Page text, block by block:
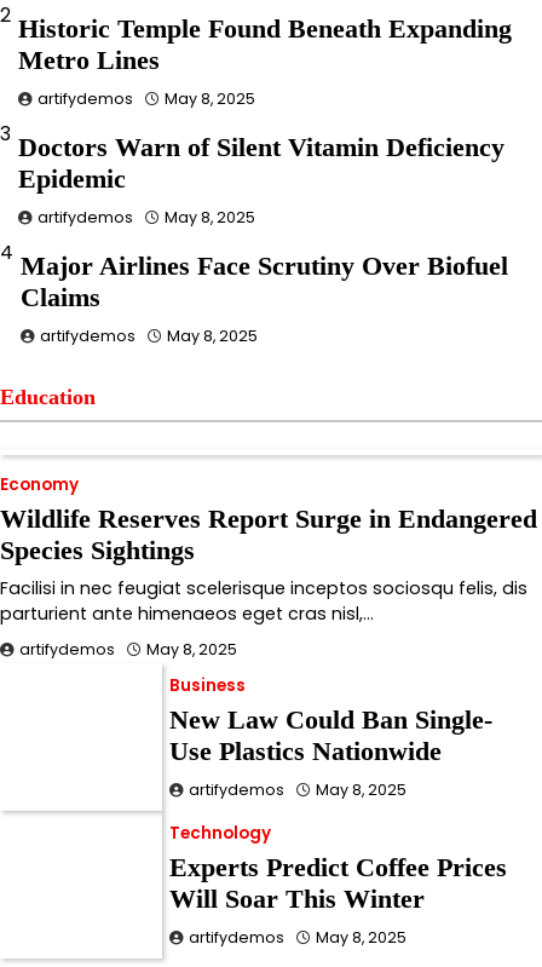
2 Historic Temple Found Beneath Expanding
Metro Lines
artifydemos May 8, 2025
3 Doctors Warn of Silent Vitamin Deficiency
Epidemic
artifydemos May 8, 2025
4 Major Airlines Face Scrutiny Over Biofuel
Claims
artifydemos May 8, 2025
Education
Economy
Wildlife Reserves Report Surge in Endangered
Species Sightings
Facilisi in nec feugiat scelerisque inceptos sociosqu felis, dis
parturient ante himenaeos eget cras nisl,…
artifydemos May 8, 2025
Business
New Law Could Ban Single-
Use Plastics Nationwide
artifydemos May 8, 2025
Technology
Experts Predict Coffee Prices
Will Soar This Winter
artifydemos May 8, 2025